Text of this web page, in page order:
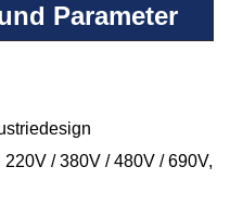
Parameter
220V / 380V / 480V / 690V,